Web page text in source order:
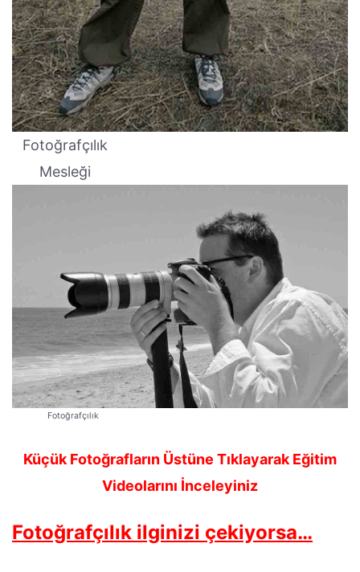
Fotoğrafçılık
Mesleği
Fotoğrafçılık
Küçük Fotoğrafların Üstüne Tıklayarak Eğitim
Videolarını İnceleyiniz
Fotoğrafçılık ilginizi çekiyorsa…